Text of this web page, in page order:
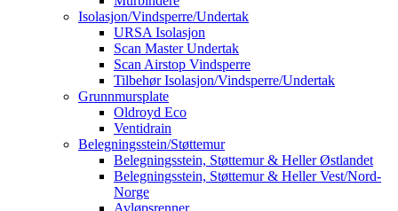
Isolasjon/Vindsperre/Undertak
URSA Isolasjon
Scan Master Undertak
Scan Airstop Vindsperre
Tilbehør Isolasjon/Vindsperre/Undertak
Grunnmursplate
Oldroyd Eco
Ventidrain
Belegningsstein/Støttemur
Belegningsstein, Støttemur & Heller Østlandet
Belegningsstein, Støttemur & Heller Vest/Nord-
Norge
Avløpsrenner